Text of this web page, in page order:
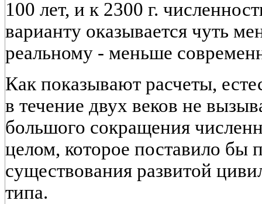
100 лет, и к 2300 г.
варианту оказывается чуть
реальному - меньше
Как показывают расчеты,
в течение двух веков не
большого сокращения
целом, которое поставило бы
существования развитой
типа.